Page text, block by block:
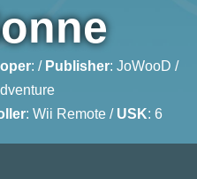
: / Publisher: JoWooD /
: Wii Remote / USK: 6